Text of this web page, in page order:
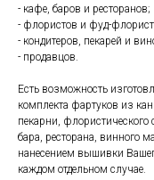
- кафе, баров и ресторанов;
- флористов и фуд-
- кондитеров, пекарей и
- продавцов.
Есть возможность
комплекта фартуков из
пекарни,
бара, ресторана, винного
нанесением вышивки
каждом отдельном случае.